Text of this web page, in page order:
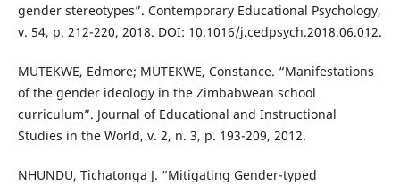
gender stereotypes”. Contemporary Educational Psychology,
v. 54, p. 212-220, 2018. DOI: 10.1016/j.cedpsych.2018.06.012.
MUTEKWE, Edmore; MUTEKWE, Constance. “Manifestations
of the gender ideology in the Zimbabwean school
curriculum”. Journal of Educational and Instructional
Studies in the World, v. 2, n. 3, p. 193-209, 2012.
NHUNDU, Tichatonga J. “Mitigating Gender-typed